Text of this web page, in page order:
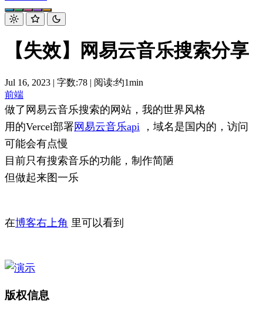
【失效】网易云音乐搜索分享
Jul 16, 2023 | 字数:78 | 阅读:约1min
前端
做了网易云音乐搜索的网站，我的世界风格
用的Vercel部署网易云音乐api ，域名是国内的，访问
可能会有点慢
目前只有搜索音乐的功能，制作简陋
但做起来图一乐
在博客右上角 里可以看到
版权信息